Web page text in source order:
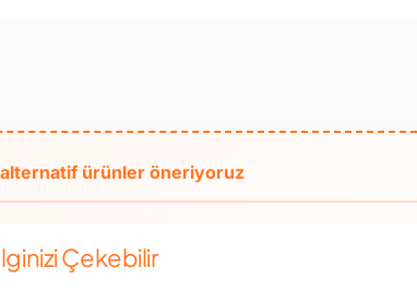
Çekebilir